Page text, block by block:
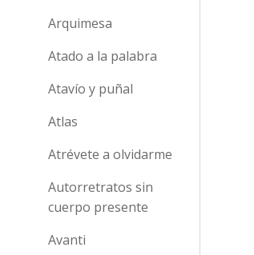
Arquimesa
Atado a la palabra
Atavío y puñal
Atlas
Atrévete a olvidarme
Autorretratos sin
cuerpo presente
Avanti